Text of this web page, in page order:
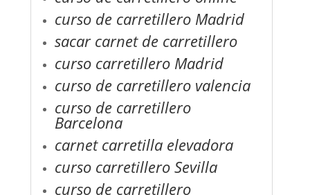
curso de carretillero Madrid
sacar carnet de carretillero
curso carretillero Madrid
curso de carretillero valencia
curso de carretillero
Barcelona
carnet carretilla elevadora
curso carretillero Sevilla
curso de carretillero